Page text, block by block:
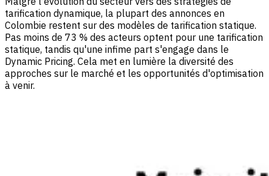
tarification dynamique, la plupart des annonces en
Colombie restent sur des modèles de tarification statique.
Pas moins de 73 % des acteurs optent pour une tarification
statique, tandis qu'une infime part s'engage dans le
Dynamic Pricing. Cela met en lumière la diversité des
approches sur le marché et les opportunités d'optimisation
à venir.